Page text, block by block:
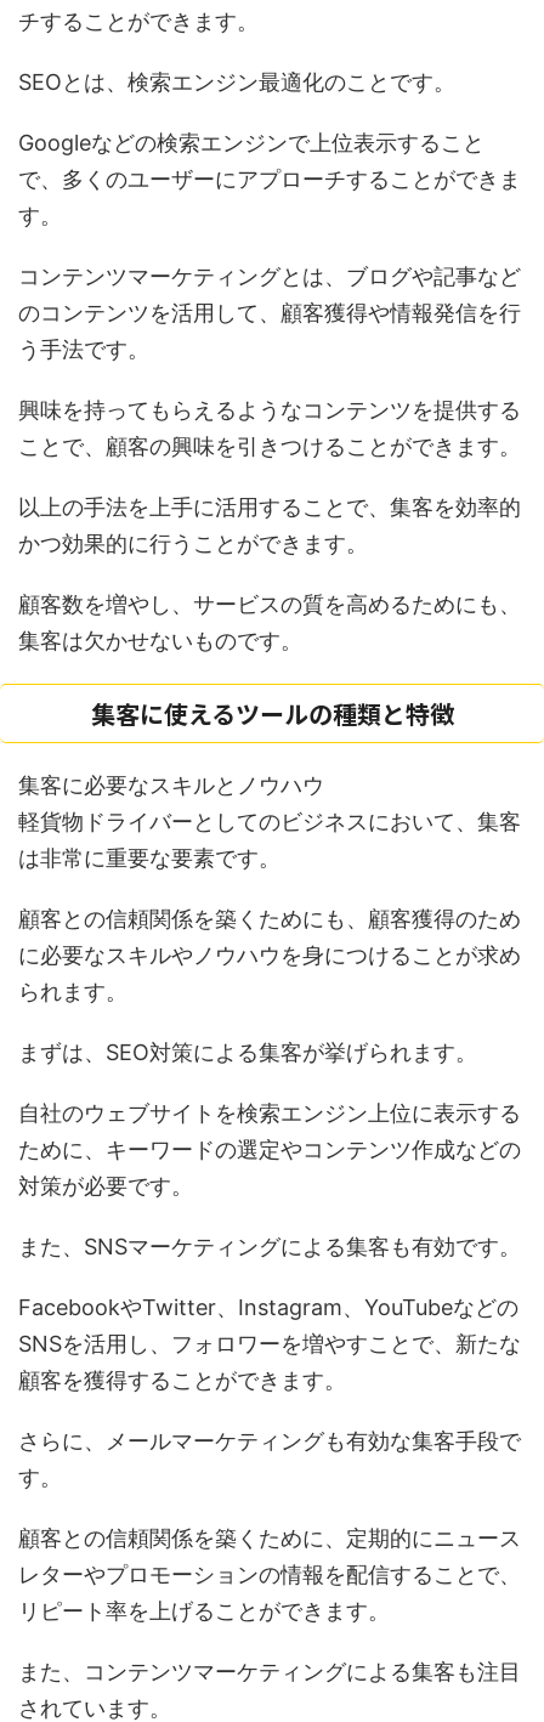
チすることができます。
SEOとは、検索エンジン最適化のことです。
Googleなどの検索エンジンで上位表示すること
で、多くのユーザーにアプローチすることができま
す。
コンテンツマーケティングとは、ブログや記事など
のコンテンツを活用して、顧客獲得や情報発信を行
う手法です。
興味を持ってもらえるようなコンテンツを提供する
ことで、顧客の興味を引きつけることができます。
以上の手法を上手に活用することで、集客を効率的
かつ効果的に行うことができます。
顧客数を増やし、サービスの質を高めるためにも、
集客は欠かせないものです。
集客に使えるツールの種類と特徴
集客に必要なスキルとノウハウ
軽貨物ドライバーとしてのビジネスにおいて、集客
は非常に重要な要素です。
顧客との信頼関係を築くためにも、顧客獲得のため
に必要なスキルやノウハウを身につけることが求め
られます。
まずは、SEO対策による集客が挙げられます。
自社のウェブサイトを検索エンジン上位に表示する
ために、キーワードの選定やコンテンツ作成などの
対策が必要です。
また、SNSマーケティングによる集客も有効です。
FacebookやTwitter、Instagram、YouTubeなどの
SNSを活用し、フォロワーを増やすことで、新たな
顧客を獲得することができます。
さらに、メールマーケティングも有効な集客手段で
す。
顧客との信頼関係を築くために、定期的にニュース
レターやプロモーションの情報を配信することで、
リピート率を上げることができます。
また、コンテンツマーケティングによる集客も注目
されています。